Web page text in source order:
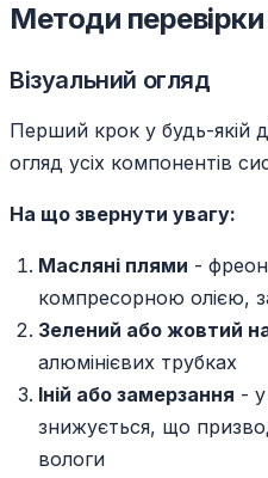
Методи
Візуальний огляд
Перший крок у будь-якій
огляд усіх компонентів
На що звернути увагу:
Масляні плями - фреон
компресорною олією,
Зелений або жовтий
алюмінієвих трубках
Іній або замерзання -
знижується, що
вологи